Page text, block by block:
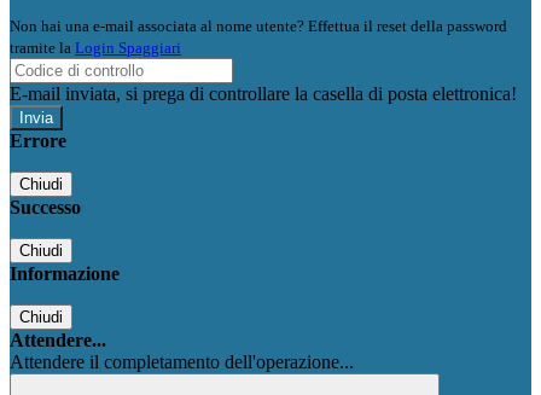
Non hai una e-mail associata al nome utente? Effettua il reset della password
tramite la Login Spaggiari
E-mail inviata, si prega di controllare la casella di posta elettronica!
Errore
Chiudi
Successo
Chiudi
Informazione
Chiudi
Attendere...
Attendere il completamento dell'operazione...